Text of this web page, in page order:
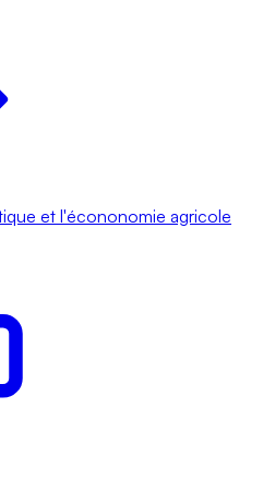
et l'écononomie agricole